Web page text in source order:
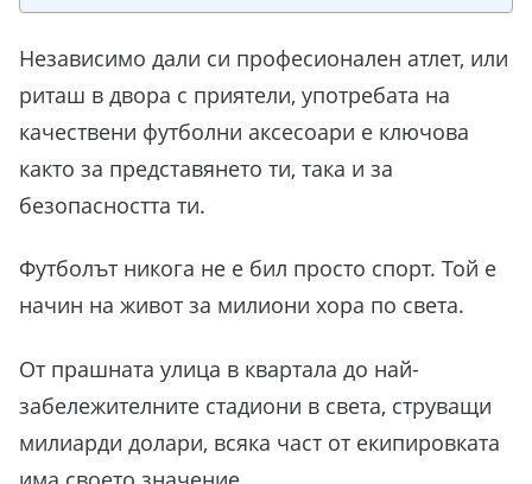
Независимо дали си професионален атлет, или
риташ в двора с приятели, употребата на
качествени футболни аксесоари е ключова
както за представянето ти, така и за
безопасността ти.
Футболът никога не е бил просто спорт. Той е
начин на живот за милиони хора по света.
От прашната улица в квартала до най-
забележителните стадиони в света, струващи
милиарди долари, всяка част от екипировката